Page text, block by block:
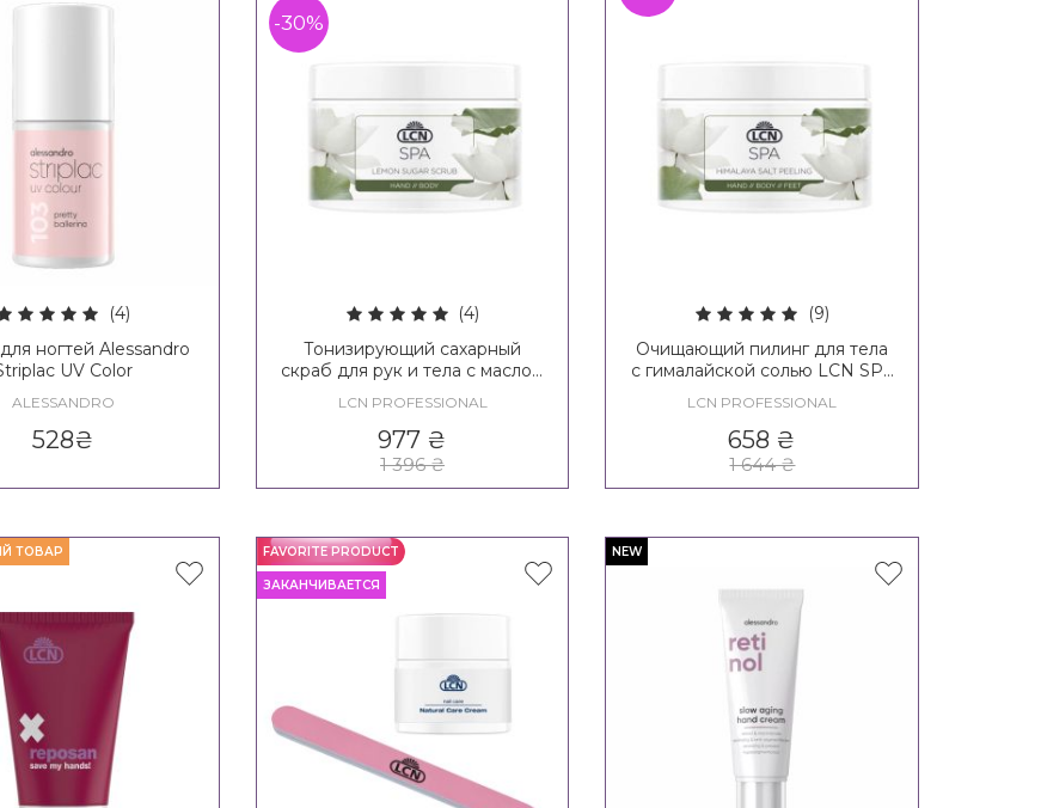
(4)
ногтей Alessandro
UV Color
ALESSANDRO
528₴
-30%
(4)
Тонизирующий сахарный
скраб для рук и тела с маслом
Sugar Scrub
LCN PROFESSIONAL
977 ₴
1 396₴
(9)
Очищающий пилинг для тела
с гималайской солью LCN SPA
LCN PROFESSIONAL
658 ₴
1 644₴
ТОВАР FAVORITE PRODUCT
ЗАКАНЧИВАЕТСЯ
NEW